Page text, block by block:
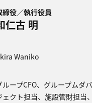
締役／執行役員
仁古 明
Waniko​
ループCFO、グループムダ
ェクト担当、施設管財担当